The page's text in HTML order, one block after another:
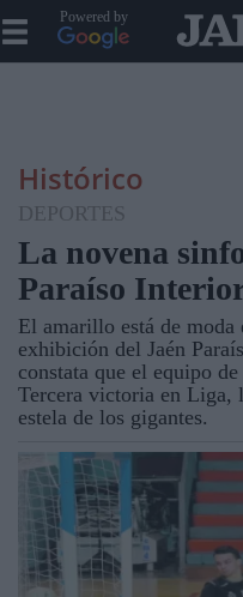
Powered by
Histórico
DEPORTES
La novena
Paraíso
El amarillo está de
exhibición del Jaén
constata que el equipo
Tercera victoria en Liga,
estela de los gigantes.